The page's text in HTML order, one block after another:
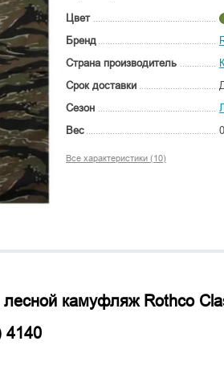
Цвет
Бренд
Страна производитель
Срок доставки
Сезон
Вес
Все характеристики (10)
лесной камуфляж Rothco
4140